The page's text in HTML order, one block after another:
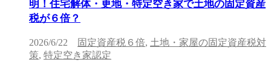
明！住宅解体・更地・特定空き家で土地の固定資産
税が６倍？
2026/6/22 固定資産税６倍, 土地・家屋の固定資産税対
策, 特定空き家認定